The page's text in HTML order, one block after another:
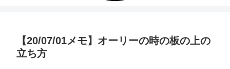
【20/07/01メモ】オーリーの時の板の上の
立ち方